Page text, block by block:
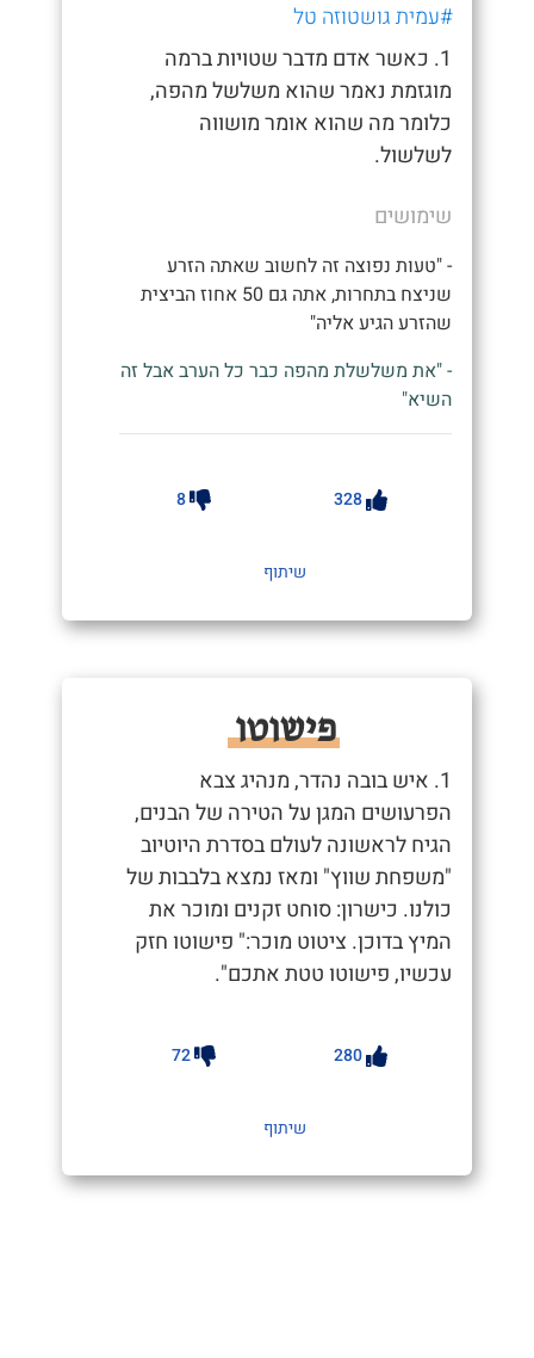
#עמית גושטוזה טל
1. כאשר אדם מדבר שטויות ברמה
מוגזמת נאמר שהוא משלשל מהפה,
כלומר מה שהוא אומר מושווה
לשלשול.
שימושים
- "טעות נפוצה זה לחשוב שאתה הזרע
שניצח בתחרות, אתה גם 50 אחוז הביצית
שהזרע הגיע אליה"
- "את משלשלת מהפה כבר כל הערב אבל זה
השיא"
328
8
שיתוף
פישוטו
1. איש בובה נהדר, מנהיג צבא
הפרעושים המגן על הטירה של הבנים,
הגיח לראשונה לעולם בסדרת היוטיוב
"משפחת שווץ" ומאז נמצא בלבבות של
כולנו. כישרון: סוחט זקנים ומוכר את
המיץ בדוכן. ציטוט מוכר:" פישוטו חזק
עכשיו, פישוטו טטת אתכם".
280
72
שיתוף